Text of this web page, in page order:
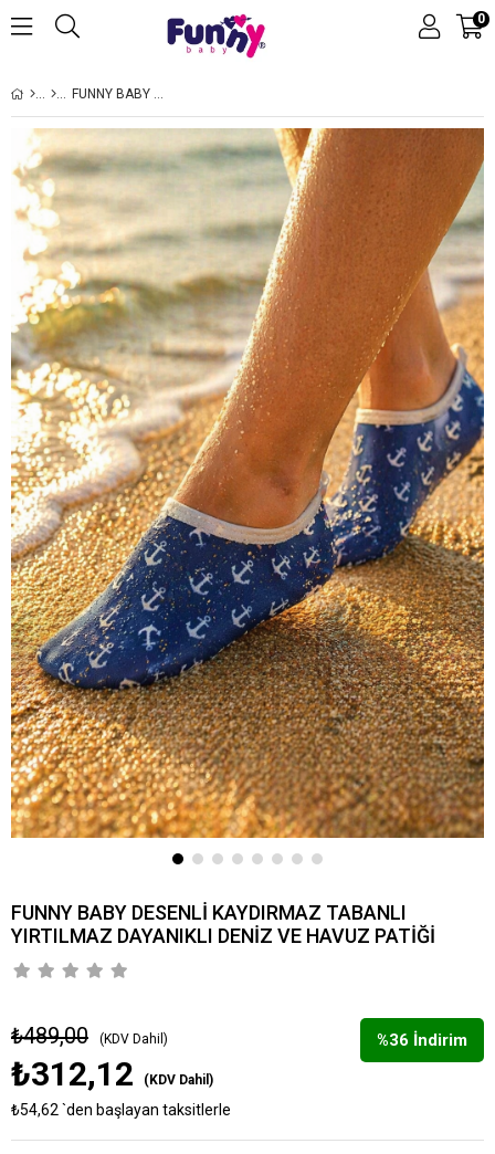
0
FUNNY BABY DESENLİ KAYDIRMAZ TABANLI YIRTILMAZ DAYANIKLI DENİZ VE HAVUZ PATİĞİ
FUNNY BABY DESENLİ KAYDIRMAZ TABANLI
YIRTILMAZ DAYANIKLI DENİZ VE HAVUZ PATİĞİ
%36 İndirim
₺489,00 (KDV Dahil)
₺312,12 (KDV Dahil)
₺54,62 `den başlayan taksitlerle